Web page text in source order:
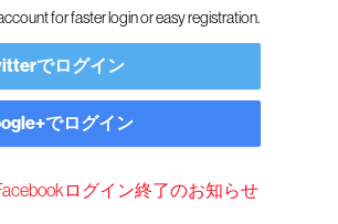
for faster login or easy registration.
でログイン
でログイン
ログイン終了のお知らせ